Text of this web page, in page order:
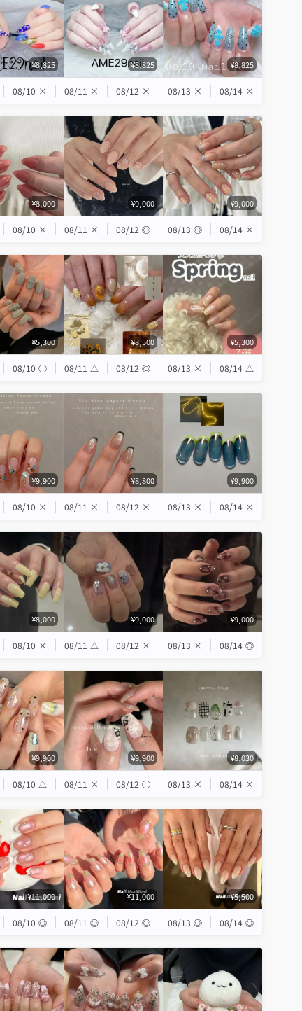
¥8,825 ¥8,825 ¥8,825
08/10 × 08/11 × 08/12 × 08/13 × 08/14 ×
¥8,000 ¥9,000 ¥9,000
08/10 × 08/11 × 08/12 ◎ 08/13 ◎ 08/14 ×
¥5,300 ¥8,500 ¥5,300
08/10 ◯ 08/11 △ 08/12 ◎ 08/13 × 08/14 △
¥9,900 ¥8,800 ¥9,900
08/10 × 08/11 × 08/12 × 08/13 × 08/14 ×
¥8,000 ¥9,000 ¥9,000
08/10 × 08/11 △ 08/12 × 08/13 × 08/14 ◎
¥9,900 ¥9,900 ¥8,030
08/10 △ 08/11 × 08/12 ◯ 08/13 × 08/14 ×
¥11,000 ¥11,000 ¥5,500
08/10 ◎ 08/11 ◎ 08/12 ◎ 08/13 ◎ 08/14 ◎